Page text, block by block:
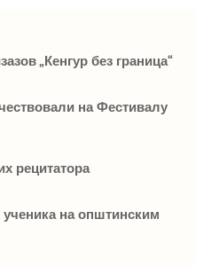
„Кенгур без граница“
на Фестивалу
рецитатора
ученика на општинским